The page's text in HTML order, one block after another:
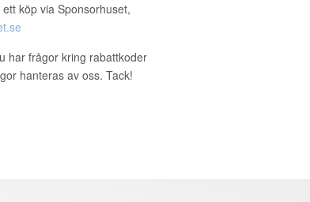
köp via Sponsorhuset,
har frågor kring rabattkoder
hanteras av oss. Tack!